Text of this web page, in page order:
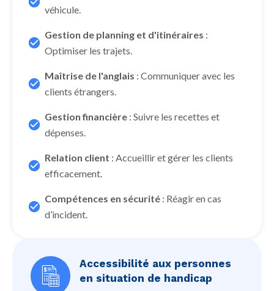
véhicule.
Gestion de planning et d'itinéraires :
Optimiser les trajets.
Maîtrise de l'anglais : Communiquer avec les
clients étrangers.
Gestion financière: Suivre les recettes et
dépenses.
Relation client : Accueillir et gérer les clients
efficacement.
Compétences en sécurité: Réagir en cas
d’incident.
Accessibilité aux personnes
en situation de handicap